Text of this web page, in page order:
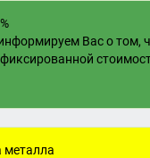
Вас о том,
металла